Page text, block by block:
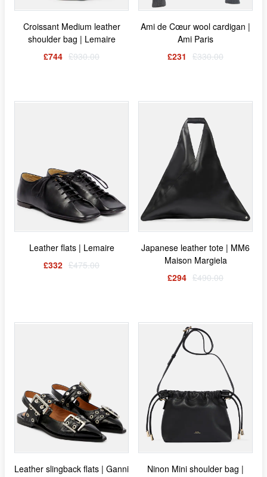
Croissant Medium leather
shoulder bag | Lemaire
£744 £930.00
Ami de Cœur wool cardigan |
Ami Paris
£231 £330.00
Leather flats | Lemaire
£332 £475.00
Japanese leather tote | MM6
Maison Margiela
£294 £490.00
Leather slingback flats | Ganni
Ninon Mini shoulder bag |